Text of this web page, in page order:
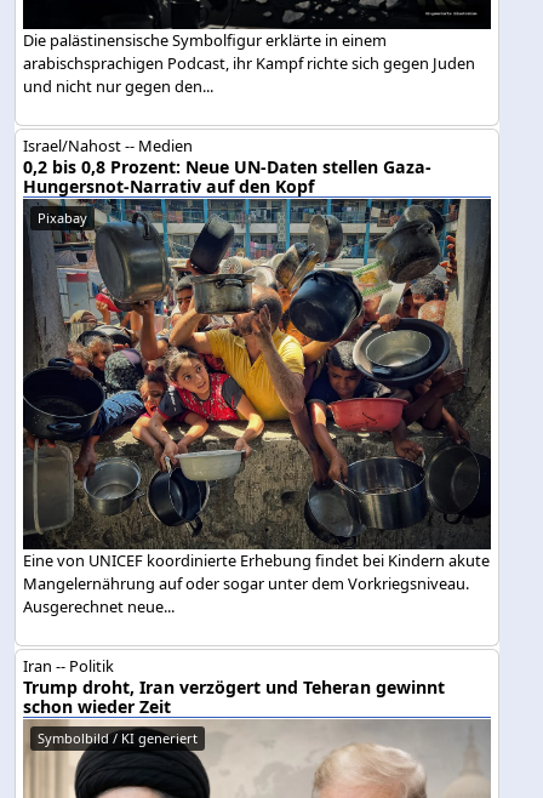
Die palästinensische Symbolfigur erklärte in einem
arabischsprachigen Podcast, ihr Kampf richte sich gegen Juden
und nicht nur gegen den...
Israel/Nahost -- Medien
0,2 bis 0,8 Prozent: Neue UN-Daten stellen Gaza-
Hungersnot-Narrativ auf den Kopf
Pixabay
Eine von UNICEF koordinierte Erhebung findet bei Kindern akute
Mangelernährung auf oder sogar unter dem Vorkriegsniveau.
Ausgerechnet neue...
Iran -- Politik
Trump droht, Iran verzögert und Teheran gewinnt
schon wieder Zeit
Symbolbild / KI generiert